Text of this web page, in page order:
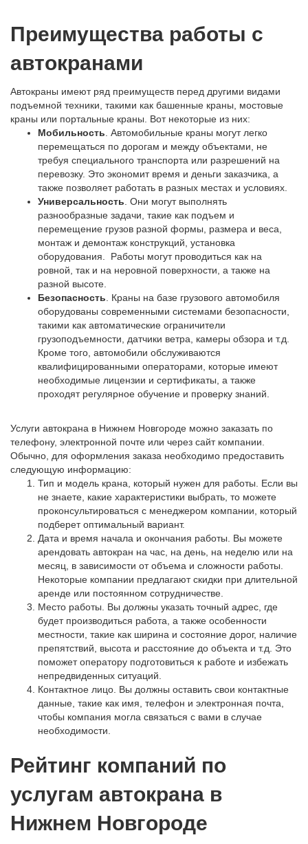
Преимущества работы с
автокранами
Автокраны имеют ряд преимуществ перед другими видами
подъемной техники, такими как башенные краны, мостовые
краны или портальные краны. Вот некоторые из них:
Мобильность . Автомобильные краны могут легко
перемещаться по дорогам и между объектами, не
требуя специального транспорта или разрешений на
перевозку. Это экономит время и деньги заказчика, а
также позволяет работать в разных местах и условиях.
Универсальность . Они могут выполнять
разнообразные задачи, такие как подъем и
перемещение грузов разной формы, размера и веса,
монтаж и демонтаж конструкций, установка
оборудования. Работы могут проводиться как на
ровной, так и на неровной поверхности, а также на
разной высоте.
Безопасность . Краны на базе грузового автомобиля
оборудованы современными системами безопасности,
такими как автоматические ограничители
грузоподъемности, датчики ветра, камеры обзора и т.д.
Кроме того, автомобили обслуживаются
квалифицированными операторами, которые имеют
необходимые лицензии и сертификаты, а также
проходят регулярное обучение и проверку знаний.
Услуги автокрана в Нижнем Новгороде можно заказать по
телефону, электронной почте или через сайт компании.
Обычно, для оформления заказа необходимо предоставить
следующую информацию:
Тип и модель крана, который нужен для работы. Если вы
не знаете, какие характеристики выбрать, то можете
проконсультироваться с менеджером компании, который
подберет оптимальный вариант.
Дата и время начала и окончания работы. Вы можете
арендовать автокран на час, на день, на неделю или на
месяц, в зависимости от объема и сложности работы.
Некоторые компании предлагают скидки при длительной
аренде или постоянном сотрудничестве.
Место работы. Вы должны указать точный адрес, где
будет производиться работа, а также особенности
местности, такие как ширина и состояние дорог, наличие
препятствий, высота и расстояние до объекта и т.д. Это
поможет оператору подготовиться к работе и избежать
непредвиденных ситуаций.
Контактное лицо. Вы должны оставить свои контактные
данные, такие как имя, телефон и электронная почта,
чтобы компания могла связаться с вами в случае
необходимости.
Рейтинг компаний по
услугам автокрана в
Нижнем Новгороде